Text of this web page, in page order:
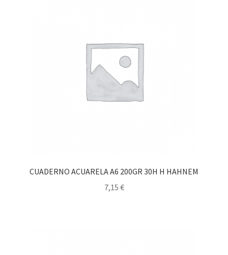
CUADERNO ACUARELA A6 200GR 30H H HAHNEM
7,15 €